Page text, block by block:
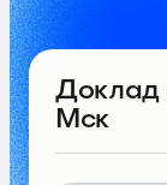
Доклад
Мск